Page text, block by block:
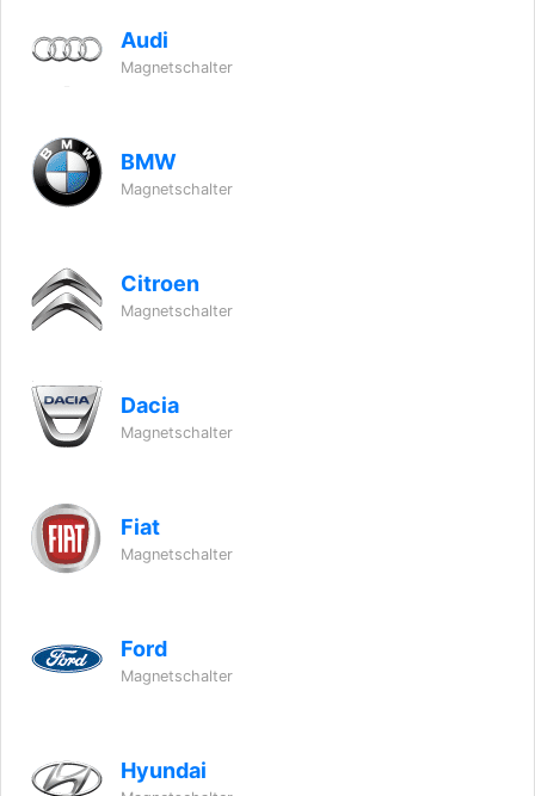
Audi
Magnetschalter
BMW
Magnetschalter
Citroen
Magnetschalter
Dacia
Magnetschalter
Fiat
Magnetschalter
Ford
Magnetschalter
Hyundai